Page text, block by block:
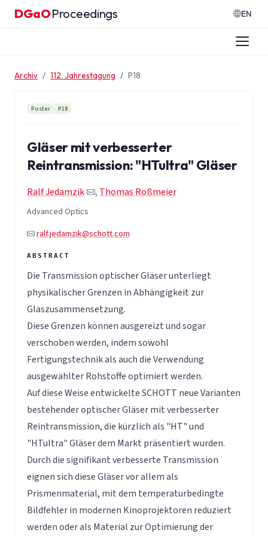
Zum Inhalt springen
DGaO·Proceedings EN
Archiv 112. Jahrestagung P18
Poster P18
Gläser mit verbesserter
Reintransmission: "HTultra" Gläser
Ralf Jedamzik , Thomas Roßmeier
Advanced Optics
ralf.jedamzik@schott.com
Die Transmission optischer Gläser unterliegt
physikalischer Grenzen in Abhängigkeit zur
Glaszusammensetzung.
Diese Grenzen können ausgereizt und sogar
verschoben werden, indem sowohl
Fertigungstechnik als auch die Verwendung
ausgewählter Rohstoffe optimiert werden.
Auf diese Weise entwickelte SCHOTT neue Varianten
bestehender optischer Gläser mit verbesserter
Reintransmission, die kürzlich als "HT" und
"HTultra" Gläser dem Markt präsentiert wurden.
Durch die signifikant verbesserte Transmission
eignen sich diese Gläser vor allem als
Prismenmaterial, mit dem temperaturbedingte
Bildfehler in modernen Kinoprojektoren reduziert
werden oder als Material zur Optimierung der